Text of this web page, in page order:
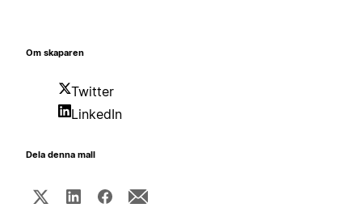
Om skaparen
Twitter
LinkedIn
Dela denna mall